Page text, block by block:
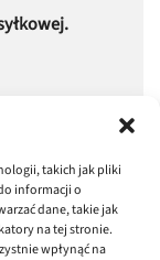
takich jak pliki
informacji o
dane, takie jak
na tej stronie.
wpłynąć na